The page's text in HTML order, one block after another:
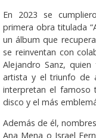
En 2023 se
primera obra titulada
un álbum que
se reinventan con
Alejandro Sanz,
artista y el triunfo de
interpretan el famoso
disco y el más
Además de él,
Ana Mena o Israel